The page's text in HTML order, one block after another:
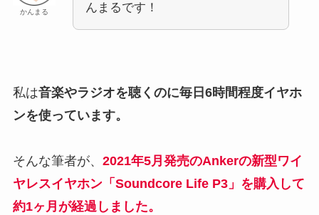
かんまる
んまるです！
私は音楽やラジオを聴くのに毎日6時間程度イヤホ
ンを使っています。
そんな筆者が、 2021年5月発売のAnkerの新型ワイ
ヤレスイヤホン「 Soundcore Life P3」を購入して
約1ヶ月が経過しました。